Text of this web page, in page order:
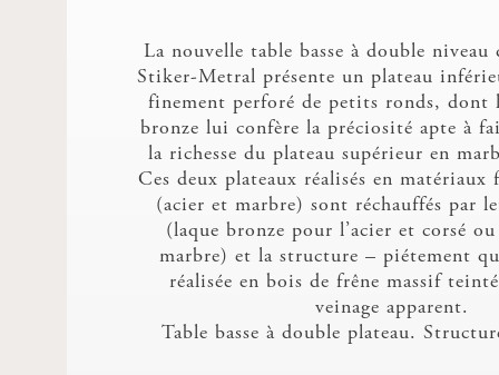
La nouvelle table basse à double
Stiker-Metral présente un plateau
finement perforé de petits ronds,
bronze lui confère la préciosité apte à
la richesse du plateau supérieur en
Ces deux plateaux réalisés en
(acier et marbre) sont réchauffés par
(laque bronze pour l’acier et corsé
marbre) et la structure – piétement
réalisée en bois de frêne massif
veinage apparent.
Table basse à double plateau.